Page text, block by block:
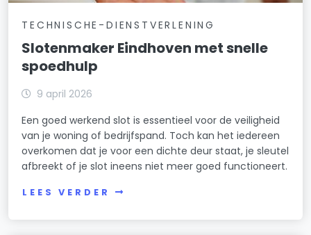
TECHNISCHE-DIENSTVERLENING
Slotenmaker Eindhoven met snelle
spoedhulp
9 april 2026
Een goed werkend slot is essentieel voor de veiligheid
van je woning of bedrijfspand. Toch kan het iedereen
overkomen dat je voor een dichte deur staat, je sleutel
afbreekt of je slot ineens niet meer goed functioneert.
LEES VERDER